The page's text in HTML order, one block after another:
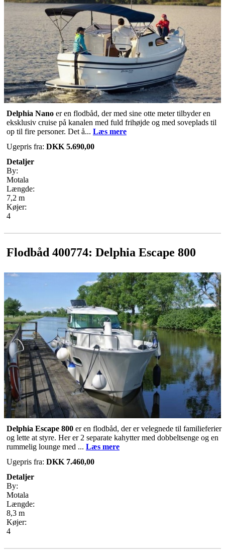
Delphia Nano er en flodbåd, der med sine otte meter tilbyder en
eksklusiv cruise på kanalen med fuld frihøjde og med soveplads til
op til fire personer. Det å... Læs mere
Ugepris fra: DKK 5.690,00
Detaljer
By:
Motala
Længde:
7,2 m
Køjer:
4
Flodbåd 400774: Delphia Escape 800
Delphia Escape 800 er en flodbåd, der er velegnede til familieferier
og lette at styre. Her er 2 separate kahytter med dobbeltsenge og en
rummelig lounge med ... Læs mere
Ugepris fra: DKK 7.460,00
Detaljer
By:
Motala
Længde:
8,3 m
Køjer:
4